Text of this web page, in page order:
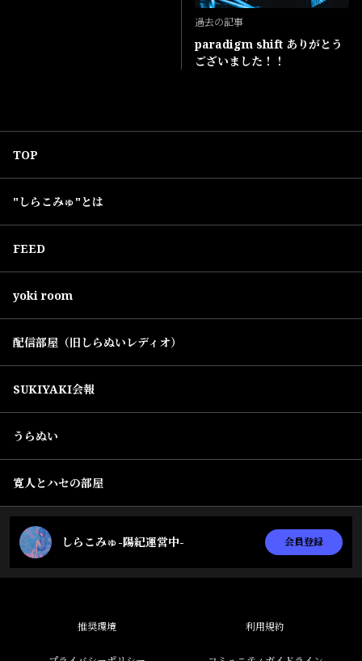
過去の記事
paradigm shift ありがとう
ございました！！
TOP
"しらこみゅ"とは
FEED
yoki room
配信部屋（旧しらぬいレディオ）
SUKIYAKI会報
うらぬい
寛人とハセの部屋
しらこみゅ-陽紀運営中- 会員登録
推奨環境 利用規約